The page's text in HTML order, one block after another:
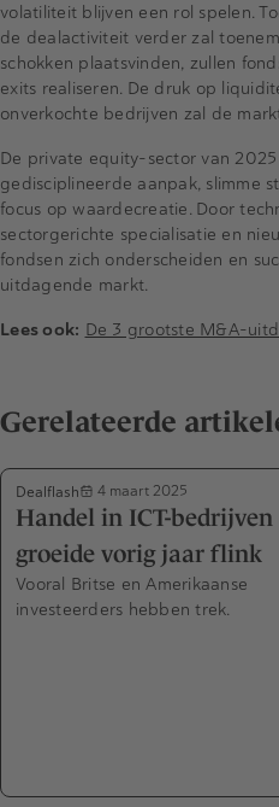
volatiliteit blijven een rol spelen.
de dealactiviteit verder zal
schokken plaatsvinden, zullen
exits realiseren. De druk op
onverkochte bedrijven zal de
De private equity-sector van
gedisciplineerde aanpak, slimme
focus op waardecreatie. Door
sectorgerichte specialisatie en
fondsen zich onderscheiden en
uitdagende markt.
Lees ook: De 3 grootste M&A-
Gerelateerde
Dealflash 4 maart 2025
Handel in ICT-bedrijven
groeide vorig jaar flink
Vooral Britse en Amerikaanse
investeerders hebben trek.